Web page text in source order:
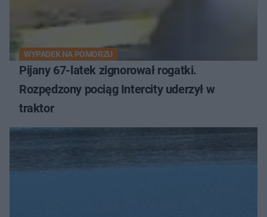
WYPADEK NA POMORZU
Pijany 67-latek zignorował rogatki.
Rozpędzony pociąg Intercity uderzył w
traktor